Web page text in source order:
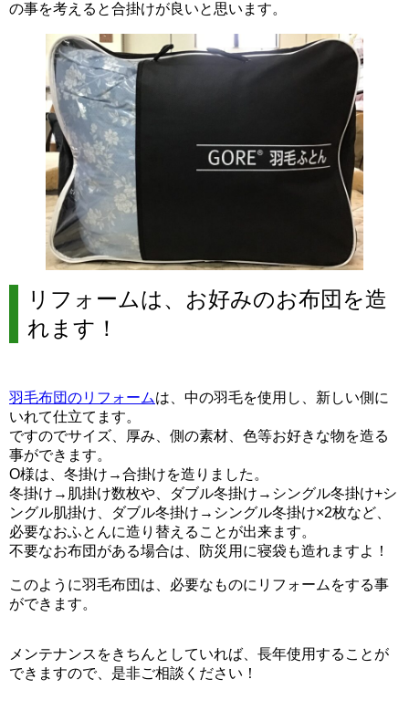
の事を考えると合掛けが良いと思います。
リフォームは、お好みのお布団を造
れます！
羽毛布団のリフォームは、中の羽毛を使用し、新しい側に
いれて仕立てます。
ですのでサイズ、厚み、側の素材、色等お好きな物を造る
事ができます。
O様は、冬掛け→合掛けを造りました。
冬掛け→肌掛け数枚や、ダブル冬掛け→シングル冬掛け+シ
ングル肌掛け、ダブル冬掛け→シングル冬掛け×2枚など、
必要なおふとんに造り替えることが出来ます。
不要なお布団がある場合は、防災用に寝袋も造れますよ！
このように羽毛布団は、必要なものにリフォームをする事
ができます。
メンテナンスをきちんとしていれば、長年使用することが
できますので、是非ご相談ください！